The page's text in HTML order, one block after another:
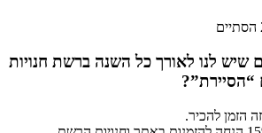
שיש לנו לאורך כל השנה ברשת חנויות
“הסיירת”?
הזמן להכיר.